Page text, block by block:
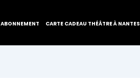
ABONNEMENT CARTE CADEAU THÉÂTRE À NANTES